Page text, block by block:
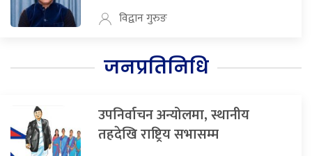
विद्वान गुरुङ
जनप्रतिनिधि
उपनिर्वाचन अन्योलमा, स्थानीय
तहदेखि राष्ट्रिय सभासम्म